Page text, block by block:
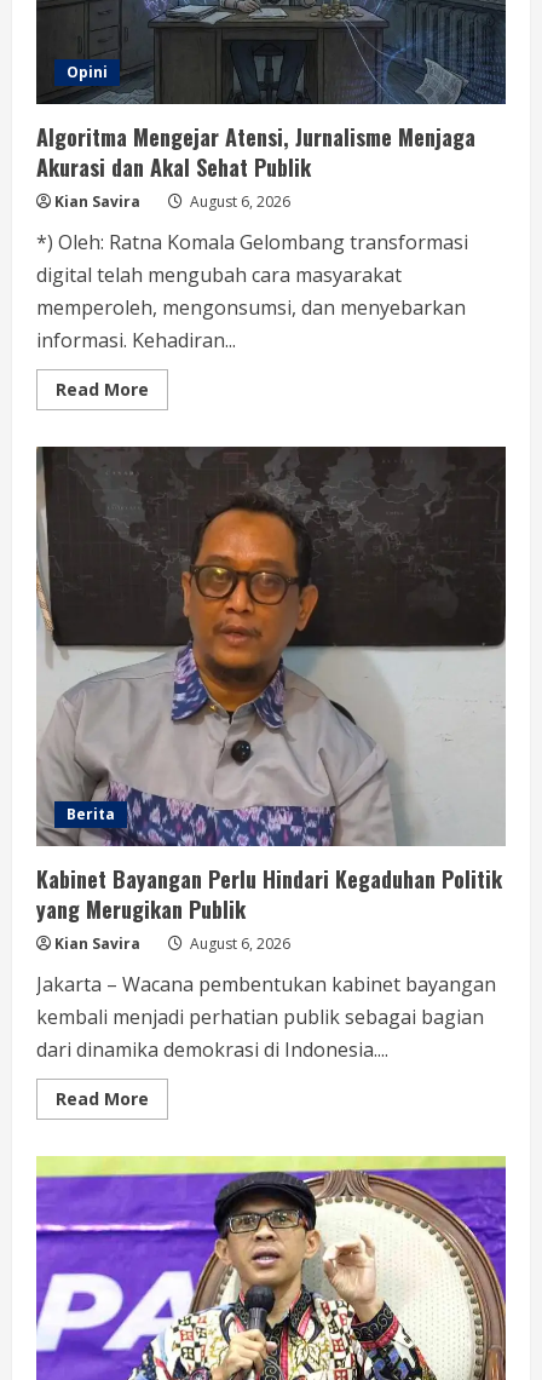
Opini
Algoritma Mengejar Atensi, Jurnalisme Menjaga
Akurasi dan Akal Sehat Publik
Kian Savira August 6, 2026
*) Oleh: Ratna Komala Gelombang transformasi
digital telah mengubah cara masyarakat
memperoleh, mengonsumsi, dan menyebarkan
informasi. Kehadiran...
Read More
more
Mengejar
Atensi,
Jurnalisme
Menjaga
Akurasi
dan
Akal
Sehat
Publik
Berita
Kabinet Bayangan Perlu Hindari Kegaduhan Politik
yang Merugikan Publik
Kian Savira August 6, 2026
Jakarta – Wacana pembentukan kabinet bayangan
kembali menjadi perhatian publik sebagai bagian
dari dinamika demokrasi di Indonesia....
Read More
more
Perlu
Hindari
Kegaduhan
Politik
yang
Merugikan
Publik